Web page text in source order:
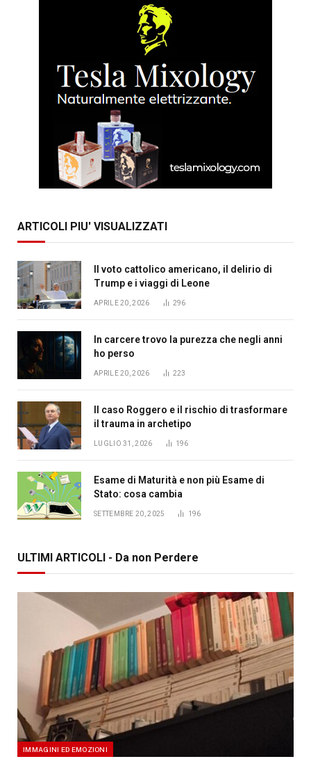
ARTICOLI PIU' VISUALIZZATI
Il voto cattolico americano, il delirio di
Trump e i viaggi di Leone
APRILE 20, 2026 296
In carcere trovo la purezza che negli anni
ho perso
APRILE 20, 2026 223
Il caso Roggero e il rischio di trasformare
il trauma in archetipo
LUGLIO 31, 2026 196
Esame di Maturità e non più Esame di
Stato: cosa cambia
SETTEMBRE 20, 2025 196
ULTIMI ARTICOLI - Da non Perdere
IMMAGINI ED EMOZIONI